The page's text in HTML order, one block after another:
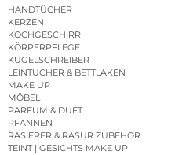
HANDTÜCHER
KERZEN
KOCHGESCHIRR
KÖRPERPFLEGE
KUGELSCHREIBER
LEINTÜCHER & BETTLAKEN
MAKE UP
MÖBEL
PARFUM & DUFT
PFANNEN
RASIERER & RASUR ZUBEHÖR
TEINT | GESICHTS MAKE UP